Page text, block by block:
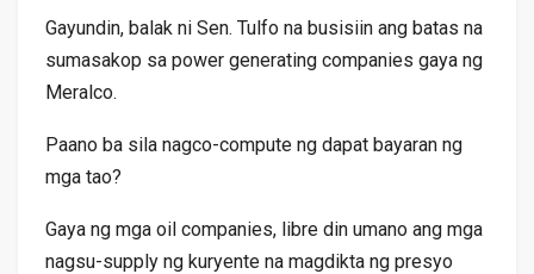
Gayundin, balak ni Sen. Tulfo na busisiin ang batas na
sumasakop sa power generating companies gaya ng
Meralco.
Paano ba sila nagco-compute ng dapat bayaran ng
mga tao?
Gaya ng mga oil companies, libre din umano ang mga
nagsu-supply ng kuryente na magdikta ng presyo